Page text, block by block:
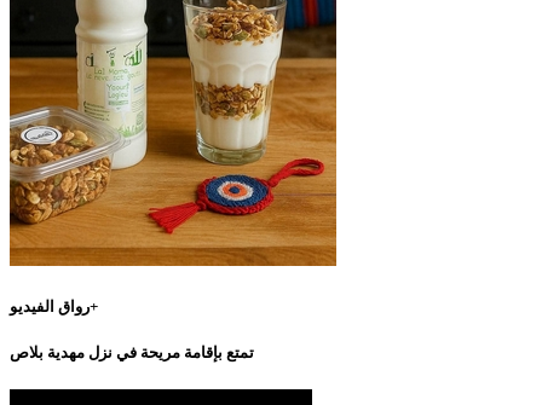
رواق الفيديو+
تمتع بإقامة مريحة في نزل مهدية بلاص